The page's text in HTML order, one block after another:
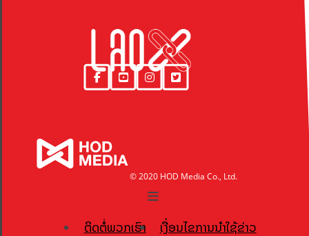
© 2020 HOD Media Co., Ltd.
ຕິດຕໍ່ພວກເຮົາ ເງື່ອນໄຂການນຳໃຊ້ຂ່າວ